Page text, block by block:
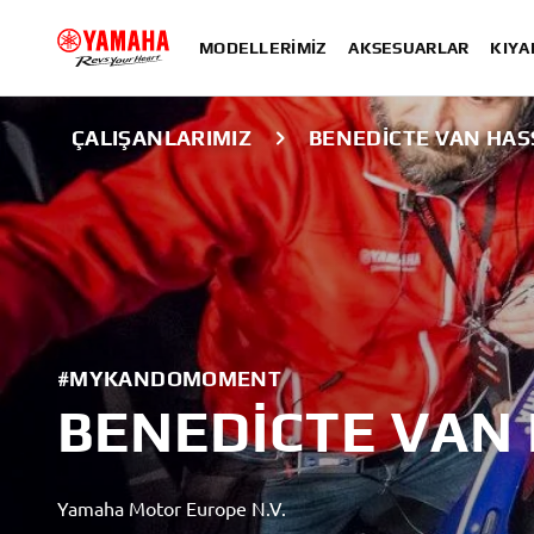
MODELLERIMIZ AKSESUARLAR
ÇALIŞANLARIMIZ BENEDICTE VAN
#MYKANDOMOMENT
BENEDICTE
Yamaha Motor Europe N.V.